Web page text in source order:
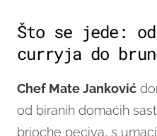
Što se jede:
curryja do
Chef Mate Janković
od biranih domaćih
brioche peciva, s